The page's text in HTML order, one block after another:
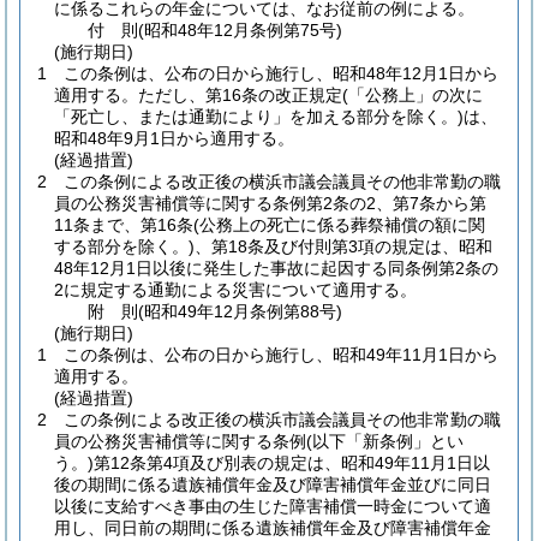
に係るこれらの年金については、なお従前の例による。
付 則(昭和48年12月条例第75号)
(施行期日)
1
この条例は、公布の日から施行し、昭和48年12月1日から
適用する。 ただし、第16条の改正規定(「公務上」の次に
「死亡し、または通勤により」を加える部分を除く。)は、
昭和48年9月1日から適用する。
(経過措置)
2
この条例による改正後の横浜市議会議員その他非常勤の職
員の公務災害補償等に関する条例第2条の2、第7条から第
11条まで、第16条(公務上の死亡に係る葬祭補償の額に関
する部分を除く。) 、第18条及び付則第3項の規定は、昭和
48年12月1日以後に発生した事故に起因する同条例第2条の
2に規定する通勤による災害について適用する。
附 則(昭和49年12月条例第88号)
(施行期日)
1
この条例は、公布の日から施行し、昭和49年11月1日から
適用する。
(経過措置)
2
この条例による改正後の横浜市議会議員その他非常勤の職
員の公務災害補償等に関する条例(以下「新条例」とい
う。)第12条第4項及び別表の規定は、昭和49年11月1日以
後の期間に係る遺族補償年金及び障害補償年金並びに同日
以後に支給すべき事由の生じた障害補償一時金について適
用し、同日前の期間に係る遺族補償年金及び障害補償年金